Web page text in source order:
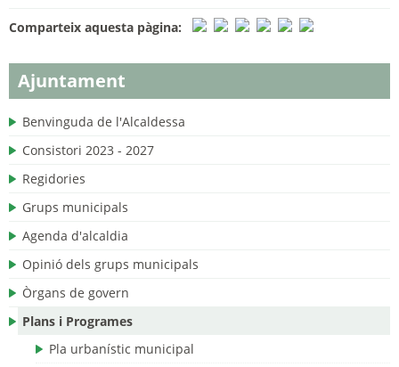
Ajuntament
Benvinguda de l'Alcaldessa
Consistori 2023 - 2027
Regidories
Grups municipals
Agenda d'alcaldia
Opinió dels grups municipals
Òrgans de govern
Plans i Programes
Pla urbanístic municipal
Comparteix aquesta pàgina: